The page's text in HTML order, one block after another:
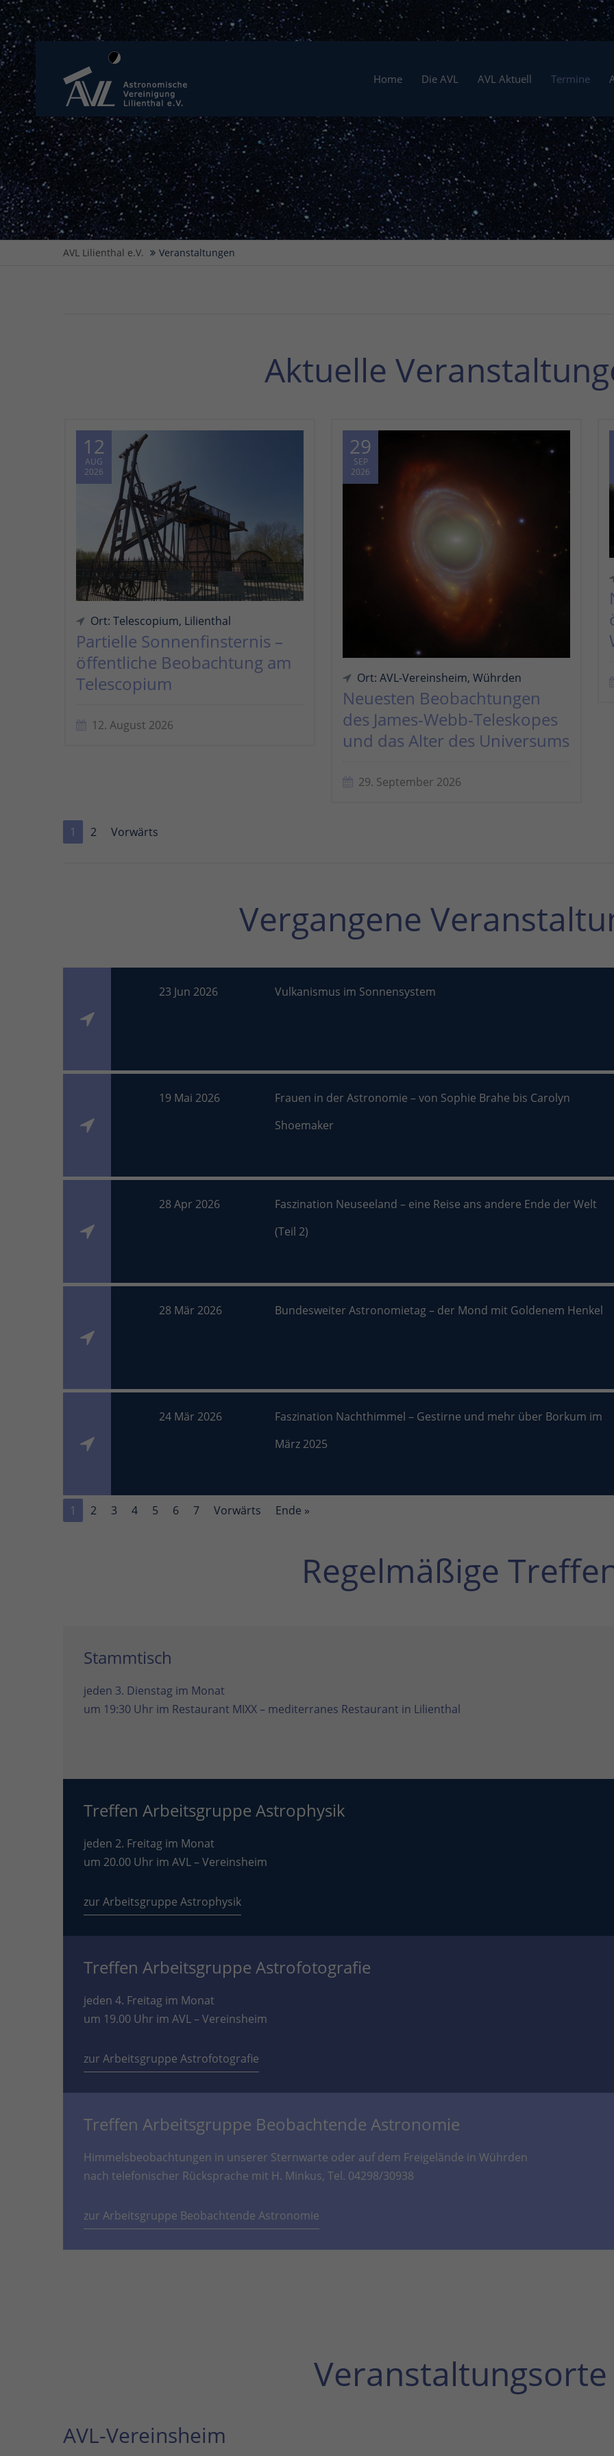
Home Die AVL AVL Aktuell Termine
AVL Lilienthal e.V. Veranstaltungen
Aktuelle
12
AUG
2026
Ort: Telescopium, Lilienthal
Partielle Sonnenfinsternis –
öffentliche Beobachtung am
Telescopium
12. August 2026
29
SEP
2026
Ort: AVL-Vereinsheim, Wührden
Neuesten Beobachtungen
des James-Webb-Teleskopes
und das Alter des Universums
29. September 2026
1 2 Vorwärts
Vergangene
23 Jun 2026 Vulkanismus im Sonnensystem
19 Mai 2026
Frauen in der Astronomie – von Sophie Brahe bis Carolyn
Shoemaker
28 Apr 2026
Faszination Neuseeland – eine Reise ans andere Ende der Welt
(Teil 2)
28 Mär 2026 Bundesweiter Astronomietag – der Mond mit Goldenem Henkel
24 Mär 2026
Faszination Nachthimmel – Gestirne und mehr über Borkum im
März 2025
1 2 3 4 5 6 7 Vorwärts Ende »
Regelmäßige
Stammtisch
jeden 3. Dienstag im Monat
um 19:30 Uhr im Restaurant MIXX – mediterranes Restaurant in Lilienthal
Treffen Arbeitsgruppe Astrophysik
jeden 2. Freitag im Monat
um 20.00 Uhr im AVL – Vereinsheim
zur Arbeitsgruppe Astrophysik
Treffen Arbeitsgruppe Astrofotografie
jeden 4. Freitag im Monat
um 19.00 Uhr im AVL – Vereinsheim
zur Arbeitsgruppe Astrofotografie
Treffen Arbeitsgruppe Beobachtende Astronomie
Himmelsbeobachtungen in unserer Sternwarte oder auf dem Freigelände in Wührden
nach telefonischer Rücksprache mit H. Minkus, Tel. 04298/30938
zur Arbeitsgruppe Beobachtende Astronomie
Veranstaltungsorte
AVL-Vereinsheim